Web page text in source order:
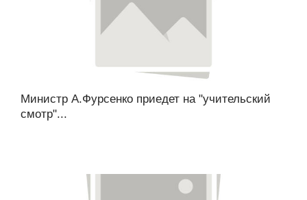
Министр А.Фурсенко приедет на "учительский
смотр"...